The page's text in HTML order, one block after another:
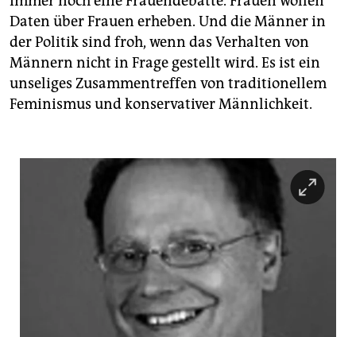
Daten über Frauen erheben. Und die Männer in
der Politik sind froh, wenn das Verhalten von
Männern nicht in Frage gestellt wird. Es ist ein
unseliges Zusammentreffen von traditionellem
Feminismus und konservativer Männlichkeit.